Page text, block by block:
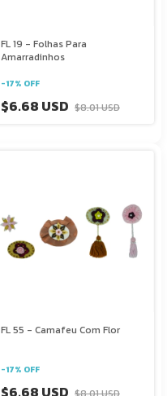
FL 19 - Folhas Para
Amarradinhos
-17% OFF
$6.68 USD $8.01 USD
FL 55 - Camafeu Com Flor
-17% OFF
$6.68 USD